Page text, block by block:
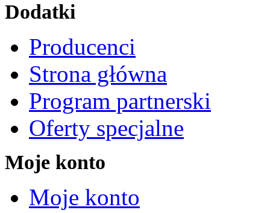
Dodatki
Producenci
Strona główna
Program partnerski
Oferty specjalne
Moje konto
Moje konto